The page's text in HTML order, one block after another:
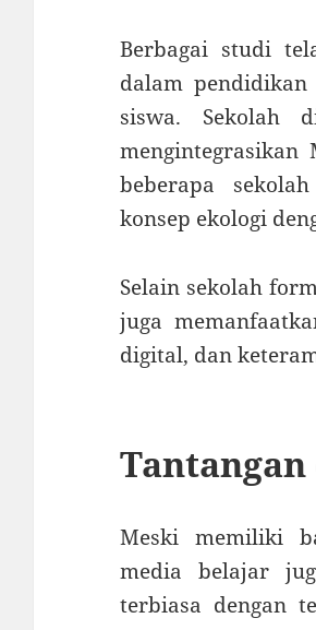
Berbagai studi
dalam
siswa. Sekolah
beberapa
konsep ekologi
Selain sekolah
juga
digital, dan
Meski memiliki
media belajar
terbiasa dengan